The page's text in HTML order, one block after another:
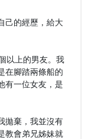
己的經歷，給大
以上的男友。我
在腳踏兩條船的
有一位女友，是
拋棄，我並沒有
教會弟兄姊妹就